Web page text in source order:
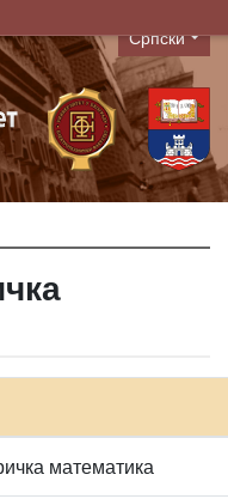
Language
Српски
математика